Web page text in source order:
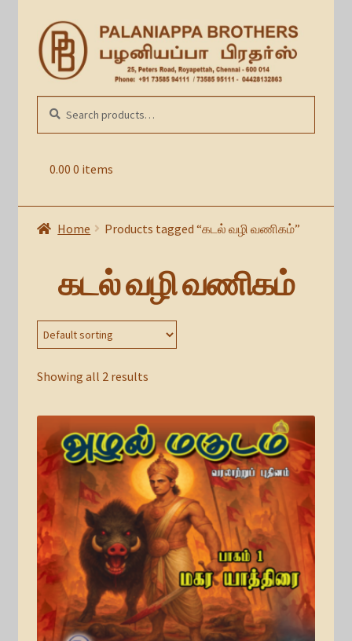
Skip
to
navigation
Skip
to
content
0.00 0 items
for:
Home Products tagged “கடல் வழி வணிகம்”
கடல் வழி வணிகம்
Showing all 2 results